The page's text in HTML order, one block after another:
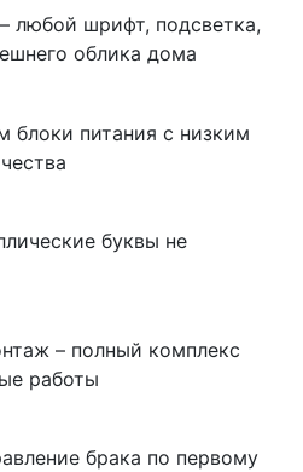
любой шрифт, подсветка,
облика дома
блоки питания с низким
буквы не
– полный комплекс
работы
брака по первому